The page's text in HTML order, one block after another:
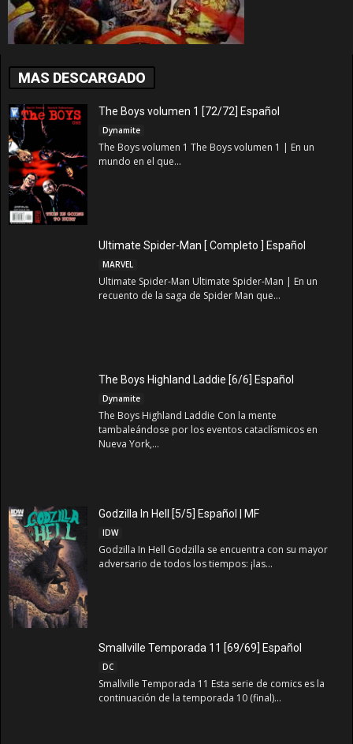
MAS DESCARGADO
The Boys volumen 1 [72/72] Español
Dynamite
The Boys volumen 1 The Boys volumen 1 | En un
mundo en el que...
Ultimate Spider-Man [ Completo ] Español
MARVEL
Ultimate Spider-Man Ultimate Spider-Man | En un
recuento de la saga de Spider Man que...
The Boys Highland Laddie [6/6] Español
Dynamite
The Boys Highland Laddie Con la mente
tambaleándose por los eventos cataclísmicos en
Nueva York,...
Godzilla In Hell [5/5] Español | MF
IDW
Godzilla In Hell Godzilla se encuentra con su mayor
adversario de todos los tiempos: ¡las...
Smallville Temporada 11 [69/69] Español
DC
Smallville Temporada 11 Esta serie de comics es la
continuación de la temporada 10 (final)...